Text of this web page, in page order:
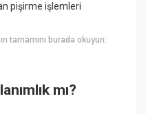
pişirme işlemleri
tamamını burada okuyun:
mı?